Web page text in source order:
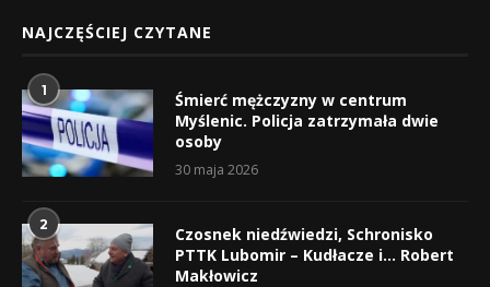
NAJCZĘŚCIEJ CZYTANE
1
Śmierć mężczyzny w centrum
Myślenic. Policja zatrzymała dwie
osoby
30 maja 2026
2
Czosnek niedźwiedzi, Schronisko
PTTK Lubomir – Kudłacze i… Robert
Makłowicz